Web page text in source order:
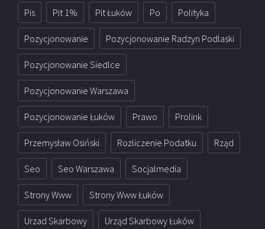
Pis Pit 1% Pit Łuków Po Polityka
Pozycjonowanie Pozycjonowanie Radzyn Podlaski
Pozycjonowanie Siedlce
Pozycjonowanie Warszawa
Pozycjonowanie Łuków Prawo Prolink
Przemysław Osiński Rozliczenie Podatku Rząd
Seo Seo Warszawa Socjalmedia
Strony Www Strony Www Łuków
Urzad Skarbowy Urząd Skarbowy Łuków